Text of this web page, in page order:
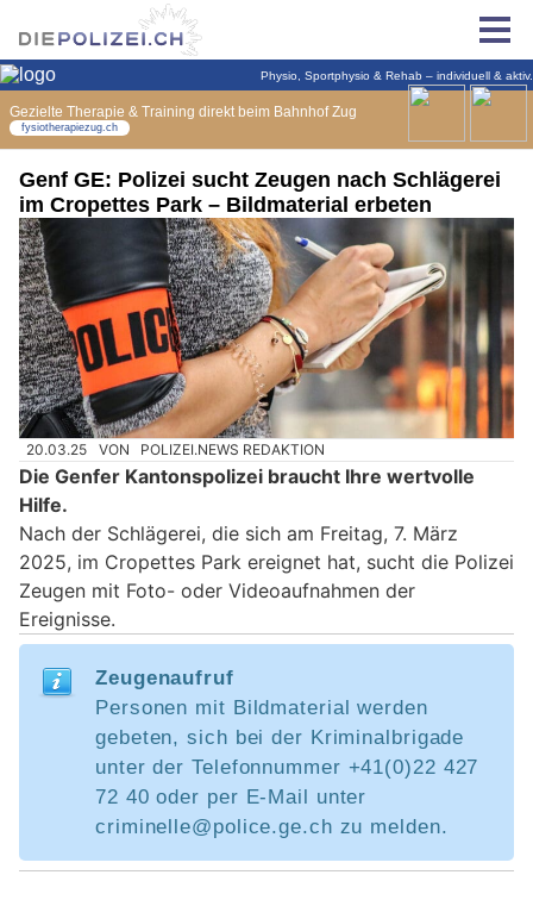
Genf GE: Polizei sucht Zeugen nach Schlägerei
im Cropettes Park – Bildmaterial erbeten
20.03.25 VON POLIZEI.NEWS REDAKTION
Die Genfer Kantonspolizei braucht Ihre wertvolle
Hilfe.
Nach der Schlägerei, die sich am Freitag, 7. März
2025, im Cropettes Park ereignet hat, sucht die Polizei
Zeugen mit Foto- oder Videoaufnahmen der
Ereignisse.
Zeugenaufruf
Personen mit Bildmaterial werden
gebeten, sich bei der Kriminalbrigade
unter der Telefonnummer +41(0)22 427
72 40 oder per E-Mail unter
criminelle@police.ge.ch zu melden.